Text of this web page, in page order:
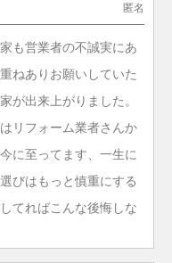
匿名
も営業者の不誠実にあ
ねありお願いしていた
が出来上がりました。
リフォーム業者さんか
に至ってます、一生に
びはもっと慎重にする
てればこんな後悔しな